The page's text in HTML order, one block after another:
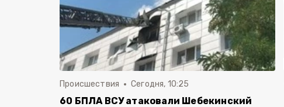
Происшествия Сегодня, 10:25
60 БПЛА ВСУ атаковали Шебекинский